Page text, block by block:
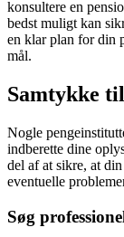
konsultere en
bedst muligt kan
en klar plan for din
mål.
Samtykke
Nogle
indberette dine
del af at sikre, at
eventuelle
Søg